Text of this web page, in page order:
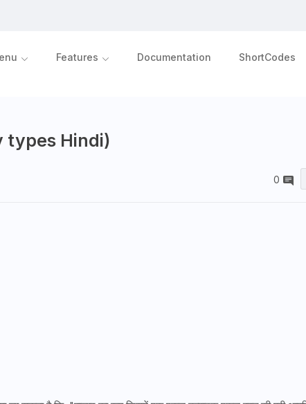
Features Documentation ShortCodes
types Hindi)
0